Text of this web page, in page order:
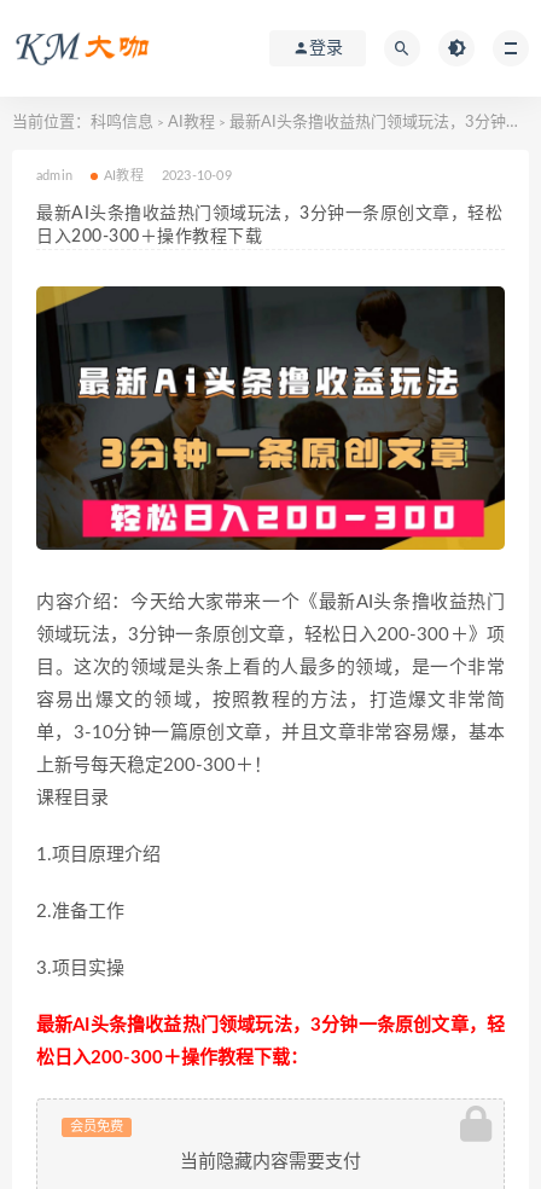
登录
当前位置： 科鸣信息 > AI教程 > 最新AI头条撸收益热门领域玩法，3分钟一条原创文章，轻松日入200-300＋操作教程下载
admin AI教程 2023-10-09
最新AI头条撸收益热门领域玩法，3分钟一条原创文章，轻松
日入200-300＋操作教程下载
内容介绍：今天给大家带来一个《最新AI头条撸收益热门
领域玩法，3分钟一条原创文章，轻松日入200-300＋》项
目。这次的领域是头条上看的人最多的领域，是一个非常
容易出爆文的领域，按照教程的方法，打造爆文非常简
单，3-10分钟一篇原创文章，并且文章非常容易爆，基本
上新号每天稳定200-300＋！
课程目录
1.项目原理介绍
2.准备工作
3.项目实操
最新AI头条撸收益热门领域玩法，3分钟一条原创文章，轻
松日入200-300＋操作教程下载：
会员免费
当前隐藏内容需要支付